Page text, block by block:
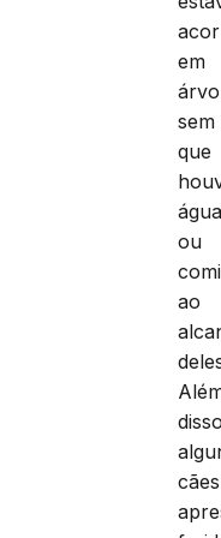
em
sem
que
ou
ao
cães